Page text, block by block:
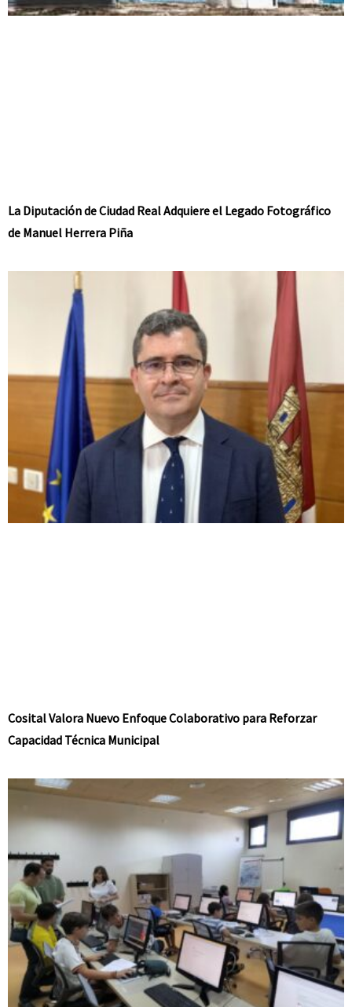
La Diputación de Ciudad Real Adquiere el Legado Fotográfico
de Manuel Herrera Piña
Cosital Valora Nuevo Enfoque Colaborativo para Reforzar
Capacidad Técnica Municipal